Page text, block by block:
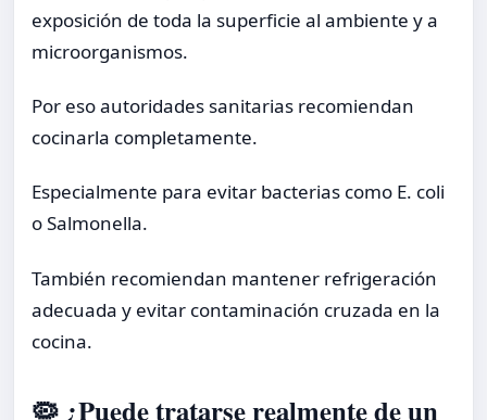
exposición de toda la superficie al ambiente y a
microorganismos.
Por eso autoridades sanitarias recomiendan
cocinarla completamente.
Especialmente para evitar bacterias como E. coli
o Salmonella.
También recomiendan mantener refrigeración
adecuada y evitar contaminación cruzada en la
cocina.
🦠 ¿Puede tratarse realmente de un